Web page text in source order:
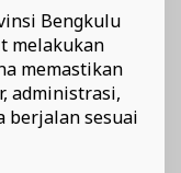
Bengkulu
melakukan
memastikan
administrasi,
berjalan sesuai